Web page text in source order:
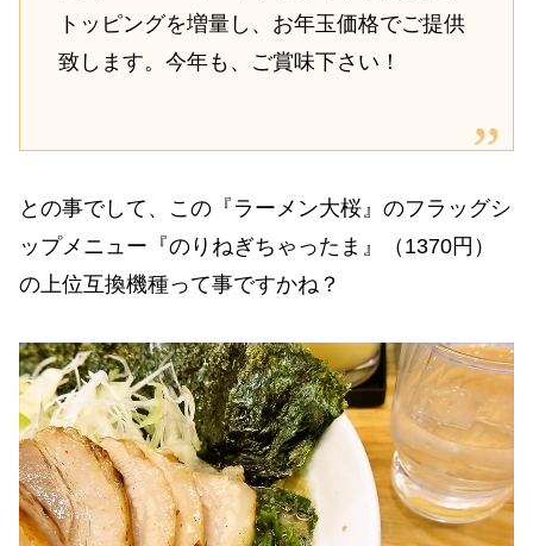
トッピングを増量し、お年玉価格でご提供
致します。今年も、ご賞味下さい！
との事でして、この『ラーメン大桜』のフラッグシ
ップメニュー『のりねぎちゃったま』（1370円）
の上位互換機種って事ですかね？